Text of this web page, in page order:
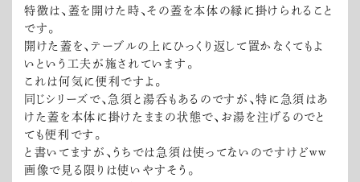
特徴は、蓋を開けた時、その蓋を本体の縁に掛けられること
です。
開けた蓋を、テーブルの上にひっくり返して置かなくてもよ
いという工夫が施されています。
これは何気に便利ですよ。
同じシリーズで、急須と湯呑もあるのですが、特に急須はあ
けた蓋を本体に掛けたままの状態で、お湯を注げるのでと
ても便利です。
と書いてますが、うちでは急須は使ってないのですけどww
画像で見る限りは使いやすそう。